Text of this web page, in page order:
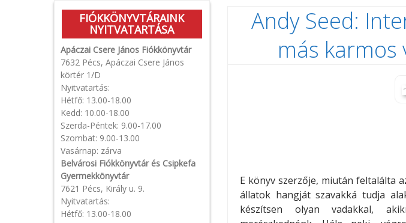
Fiókkönyvtár
Belvárosi
Csipkefa
FIÓKKÖNYVTÁRAINK
NYITVATARTÁSA
Apáczai Csere János Fiókkönyvtár
7632 Pécs, Apáczai Csere János
körtér 1/D
Nyitvatartás:
Hétfő: 13.00-18.00
Kedd: 10.00-18.00
Szerda-Péntek: 9.00-17.00
Szombat: 9.00-13.00
Vasárnap: zárva
Belvárosi Fiókkönyvtár és Csipkefa
Gyermekkönyvtár
7621 Pécs, Király u. 9.
Nyitvatartás:
Hétfő: 13.00-18.00
Andy Seed:
más karmos
E könyv szerzője, miután feltalálta
állatok hangját szavakká tudja
készítsen olyan vadakkal,